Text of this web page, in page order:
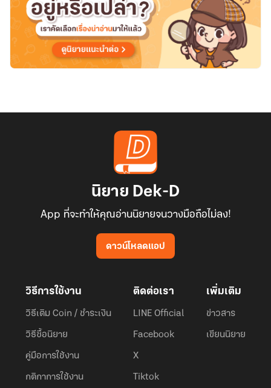
ราชันย์
เทพ
บรรพ
กาล
season
นิยาย Dek-D
App ที่จะทำให้คุณอ่านนิยายจนวางมือถือไม่ลง!
ดาวน์โหลดแอป
วิธีการใช้งาน
วิธีเติม Coin / ชำระเงิน
วิธีซื้อนิยาย
คู่มือการใช้งาน
กติกาการใช้งาน
ติดต่อเรา
LINE Official
Facebook
X
Tiktok
เพิ่มเติม
ข่าวสาร
เขียนนิยาย